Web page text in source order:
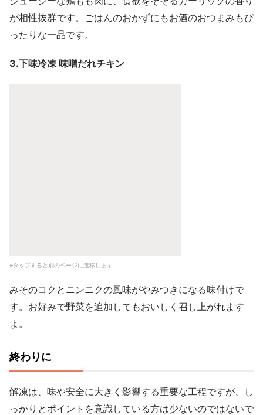
が相性抜群です。ごはんのおかずにもお酒のおつまみもぴ
ったりな一品です。
3.下味冷凍 味噌だれチキン
※タップすると別のページに遷移します
みそのコクとニンニクの風味がやみつきになる味付けで
す。お好みで野菜を追加してもおいしく召し上がれます
よ。
終わりに
解凍は、味や安全に大きく影響する重要な工程ですが、し
っかりとポイントを意識している方は少ないのではないで